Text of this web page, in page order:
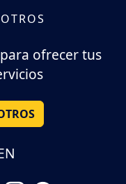
ofrecer tus